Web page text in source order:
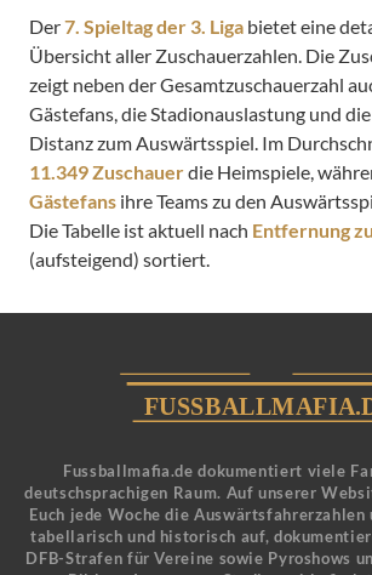
Der7. Spieltag der 3. Liga bietet eine
Übersicht aller Zuschauerzahlen. Die
zeigt neben der Gesamtzuschauerzahl
Gästefans, die Stadionauslastung und
Distanz zum Auswärtsspiel. Im
11.349 Zuschauerdie Heimspiele,
Gästefans ihre Teams zu den
Die Tabelle ist aktuell nach Entfernung
(aufsteigend) sortiert.
Fussballmafia.de dokumentiert viele
deutschsprachigen Raum. Auf unserer
Euch jede Woche die
tabellarisch und historisch auf,
DFB-Strafen für Vereine sowie Pyroshows